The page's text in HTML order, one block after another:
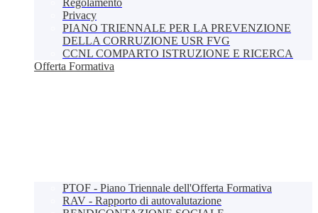
Regolamento
Privacy
PIANO TRIENNALE PER LA PREVENZIONE
DELLA CORRUZIONE USR FVG
CCNL COMPARTO ISTRUZIONE E RICERCA
Offerta Formativa
PTOF - Piano Triennale dell'Offerta Formativa
RAV - Rapporto di autovalutazione